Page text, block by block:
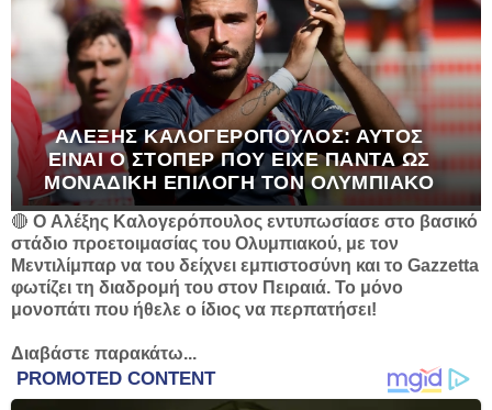
ΑΛΈΞΗΣ ΚΑΛΟΓΕΡΌΠΟΥΛΟΣ: ΑΥΤΌΣ
ΕΊΝΑΙ Ο ΣΤΌΠΕΡ ΠΟΥ ΕΊΧΕ ΠΆΝΤΑ ΩΣ
ΜΟΝΑΔΙΚΉ ΕΠΙΛΟΓΉ ΤΟΝ ΟΛΥΜΠΙΑΚΌ
🔴 O Αλέξης Καλογερόπουλος εντυπωσίασε στο βασικό
στάδιο προετοιμασίας του Ολυμπιακού, με τον
Μεντιλίμπαρ να του δείχνει εμπιστοσύνη και το Gazzetta
φωτίζει τη διαδρομή του στον Πειραιά. Το μόνο
μονοπάτι που ήθελε ο ίδιος να περπατήσει!
Διαβάστε παρακάτω...